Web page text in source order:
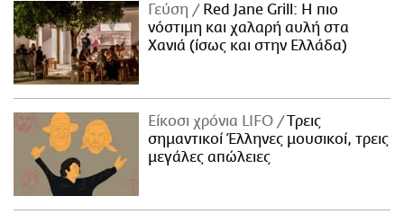
Γεύση
Red Jane Grill: Η πιο
νόστιμη και χαλαρή αυλή στα
Χανιά (ίσως και στην Ελλάδα)
Είκοσι χρόνια LIFO
Tρεις
σημαντικοί Έλληνες μουσικοί, τρεις
μεγάλες απώλειες